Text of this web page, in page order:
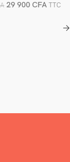
29 900 CFA TTC